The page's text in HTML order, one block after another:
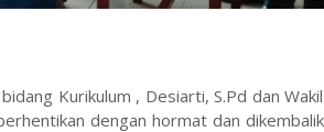
Kurikulum , Desiarti, S.Pd dan
dengan hormat dan